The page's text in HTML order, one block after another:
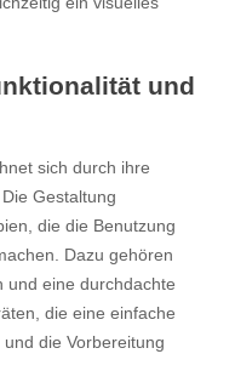
und
sich durch ihre
Gestaltung
die die Benutzung
Dazu gehören
und eine durchdachte
die eine einfache
die Vorbereitung